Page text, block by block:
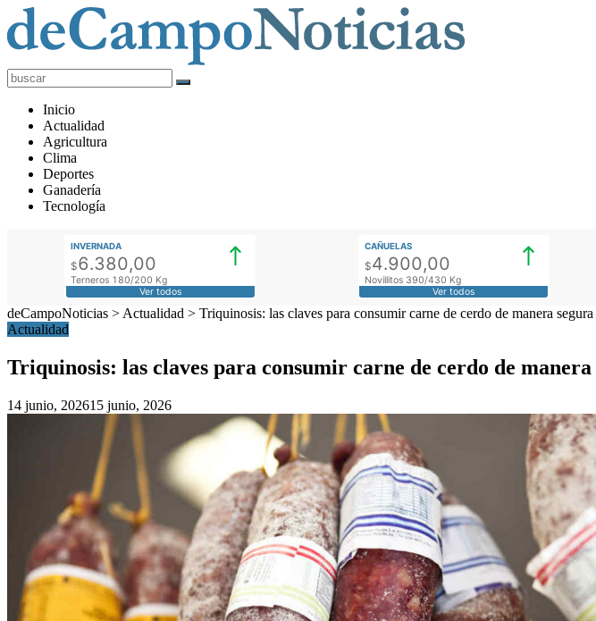
deCampoNoticias
Actualidad
Agropecuaria
Inicio
Actualidad
Agricultura
Clima
Deportes
Ganadería
Tecnología
INVERNADA
$6.380,00
Terneros 180/200 Kg
Ver todos
CAÑUELAS
$4.900,00
Novillitos 390/430 Kg
Ver todos
deCampoNoticias > Actualidad > Triquinosis: las claves para consumir carne de cerdo de manera
Actualidad
Triquinosis: las claves para consumir carne de cerdo de
14 junio, 202615 junio, 2026